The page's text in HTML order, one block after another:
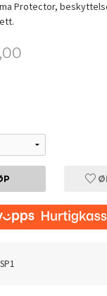
Protector,
SP1